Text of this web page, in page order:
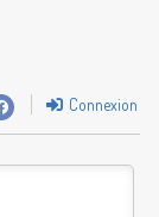
Connexion